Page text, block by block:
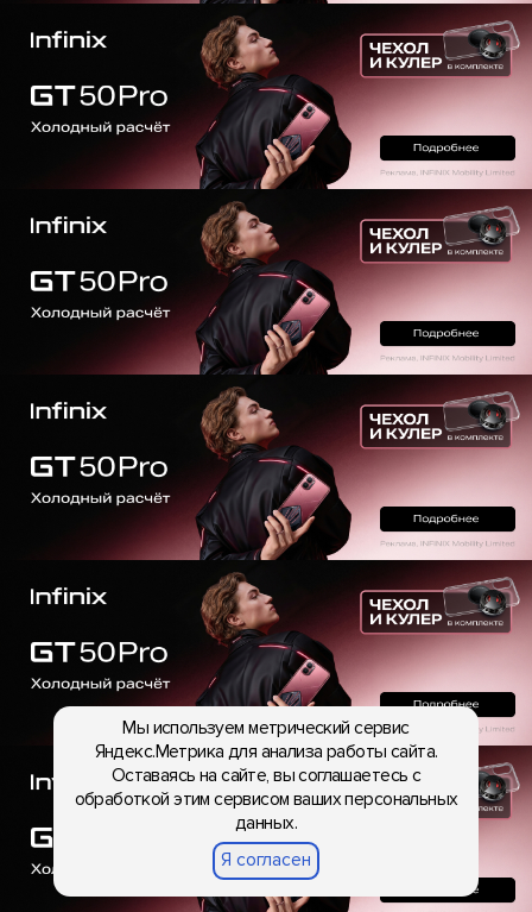
Мы используем метрический сервис
Яндекс.Метрика для анализа работы сайта.
Оставаясь на сайте, вы соглашаетесь с
обработкой этим сервисом ваших персональных
данных.
Я согласен